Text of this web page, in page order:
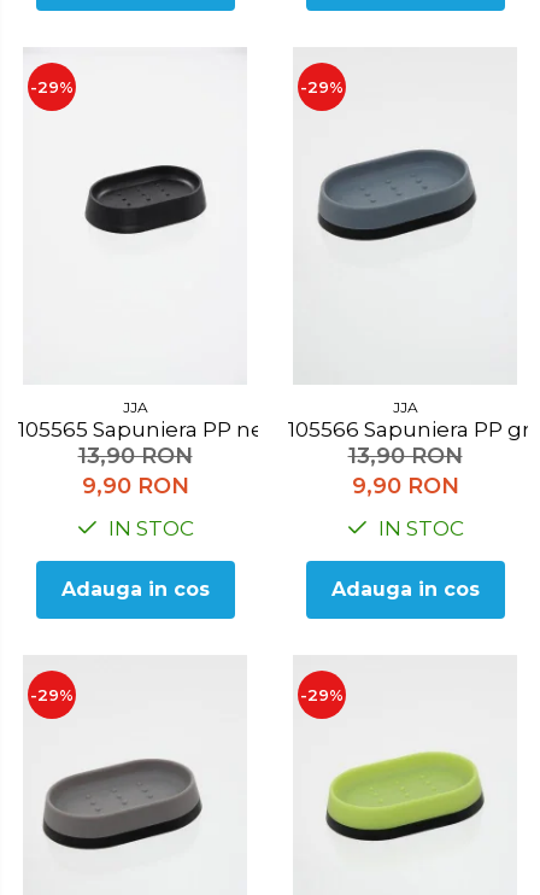
-29%
JJA
105565 Sapuniera PP negru
13,90 RON
9,90 RON
IN STOC
Adauga in cos
-29%
JJA
105566 Sapuniera PP gri
13,90 RON
9,90 RON
IN STOC
Adauga in cos
-29% -29%